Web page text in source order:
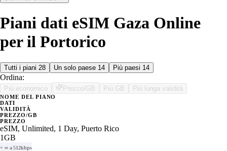
Piani dati eSIM Gaza Online
per il Portorico
Tutti i piani 28 Un solo paese 14 Più paesi 14
Ordina:
Più economico Prezzo/GB Più GB Più lunga validità
NOME DEL PIANO
DATI
VALIDITÀ
PREZZO/GB
PREZZO
eSIM, Unlimited, 1 Day, Puerto Rico
1GB
+ ∞ a 512kbps